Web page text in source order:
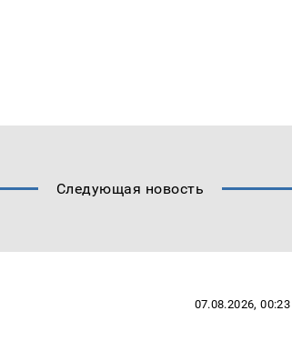
Следующая новость
07.08.2026, 00:23